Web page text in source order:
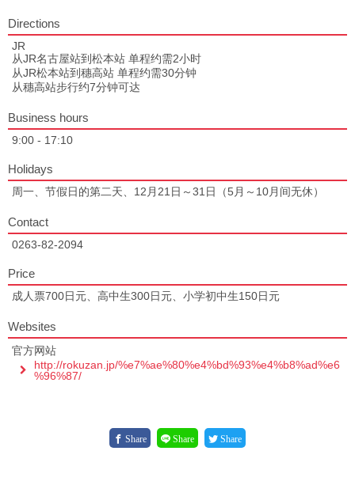
Directions
JR
从JR名古屋站到松本站 单程约需2小时
从JR松本站到穗高站 单程约需30分钟
从穗高站步行约7分钟可达
Business hours
9:00 - 17:10
Holidays
周一、节假日的第二天、12月21日～31日（5月～10月间无休）
Contact
0263-82-2094
Price
成人票700日元、高中生300日元、小学初中生150日元
Websites
官方网站
http://rokuzan.jp/%e7%ae%80%e4%bd%93%e4%b8%ad%e6
%96%87/
Share Share Share